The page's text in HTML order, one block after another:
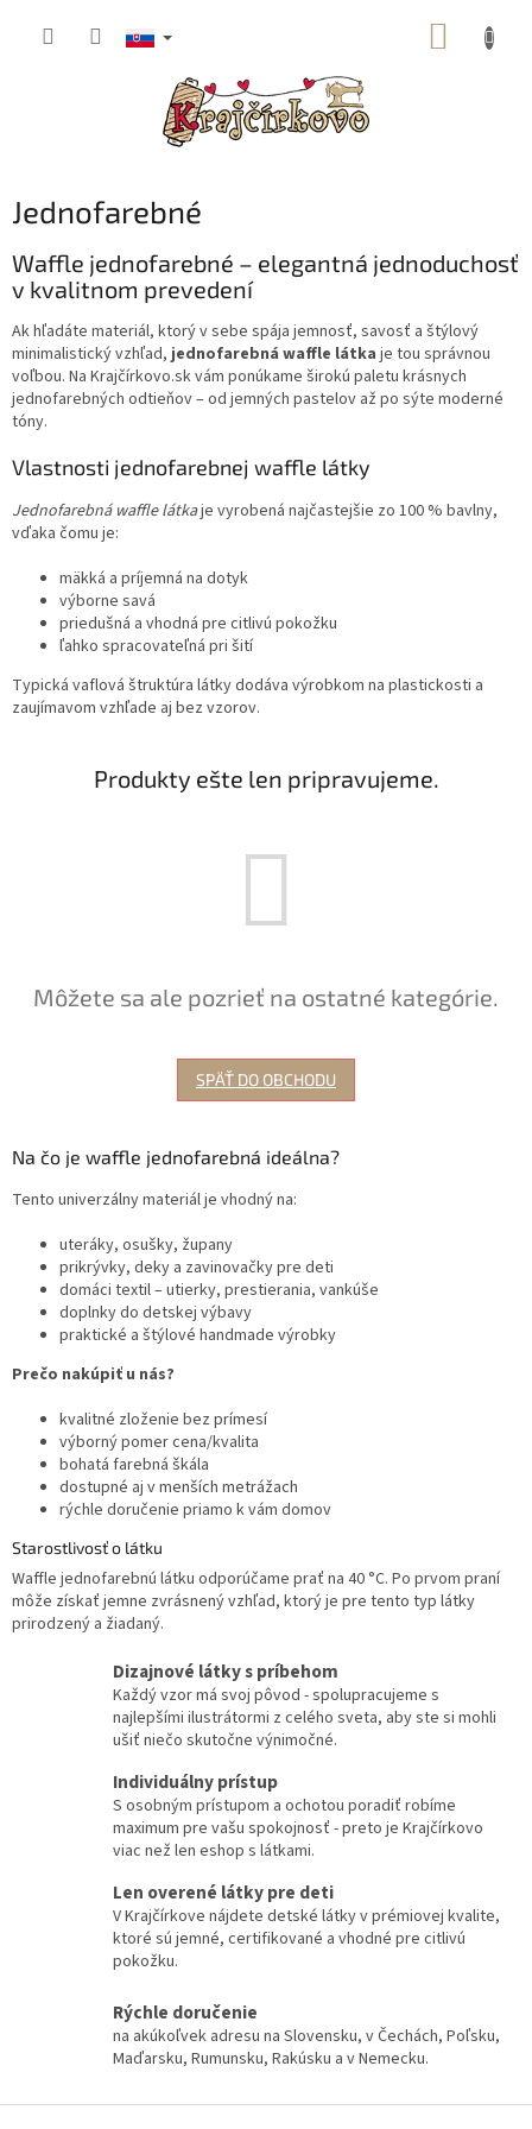
Jednofarebné
Waffle jednofarebné – elegantná jednoduchosť
v kvalitnom prevedení
Ak hľadáte materiál, ktorý v sebe spája jemnosť, savosť a štýlový
minimalistický vzhľad,jednofarebná waffle látka je tou správnou
voľbou. Na Krajčírkovo.sk vám ponúkame širokú paletu krásnych
jednofarebných odtieňov – od jemných pastelov až po sýte moderné
tóny.
Vlastnosti jednofarebnej waffle látky
Jednofarebná waffle látkaje vyrobená najčastejšie zo 100 % bavlny,
vďaka čomu je:
mäkká a príjemná na dotyk
výborne savá
priedušná a vhodná pre citlivú pokožku
ľahko spracovateľná pri šití
Typická vaflová štruktúra látky dodáva výrobkom na plastickosti a
zaujímavom vzhľade aj bez vzorov.
Produkty ešte len pripravujeme.
Môžete sa ale pozrieť na ostatné kategórie.
SPÄŤ DO OBCHODU
Na čo je waffle jednofarebná ideálna?
Tento univerzálny materiál je vhodný na:
uteráky, osušky, župany
prikrývky, deky a zavinovačky pre deti
domáci textil – utierky, prestierania, vankúše
doplnky do detskej výbavy
praktické a štýlové handmade výrobky
Prečo nakúpiť u nás?
kvalitné zloženie bez prímesí
výborný pomer cena/kvalita
bohatá farebná škála
dostupné aj v menších metrážach
rýchle doručenie priamo k vám domov
Starostlivosť o látku
Waffle jednofarebnú látku odporúčame prať na 40 °C. Po prvom praní
môže získať jemne zvrásnený vzhľad, ktorý je pre tento typ látky
prirodzený a žiadaný.
Dizajnové látky s príbehom
Každý vzor má svoj pôvod - spolupracujeme s
najlepšími ilustrátormi z celého sveta, aby ste si mohli
ušiť niečo skutočne výnimočné.
Individuálny prístup
S osobným prístupom a ochotou poradiť robíme
maximum pre vašu spokojnosť - preto je Krajčírkovo
viac než len eshop s látkami.
Len overené látky pre deti
V Krajčírkove nájdete detské látky v prémiovej kvalite,
ktoré sú jemné, certifikované a vhodné pre citlivú
pokožku.
Rýchle doručenie
na akúkoľvek adresu na Slovensku, v Čechách, Poľsku,
Maďarsku, Rumunsku, Rakúsku a v Nemecku.